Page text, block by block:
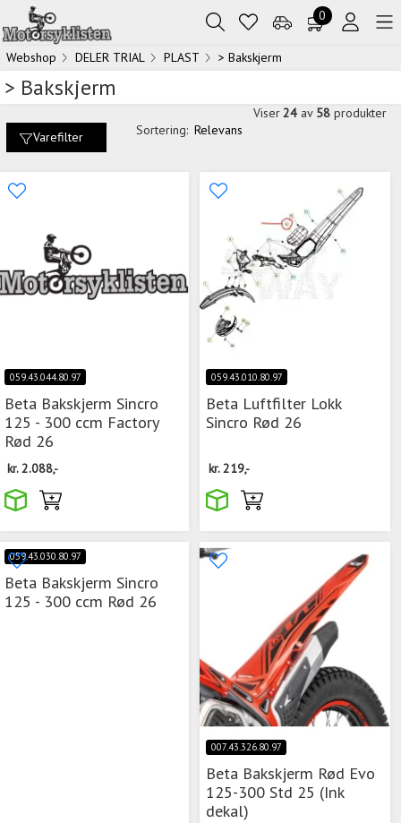
0
Webshop DELER TRIAL PLAST > Bakskjerm
> Bakskjerm
Varefilter Sortering: Relevans
Viser 24 av 58 produkter
059.43.044.80.97
Beta Bakskjerm Sincro
125 - 300 ccm Factory
Rød 26
kr.2.088,-
059.43.010.80.97
Beta Luftfilter Lokk
Sincro Rød 26
kr.219,-
059.43.030.80.97
Beta Bakskjerm Sincro
125 - 300 ccm Rød 26
007.43.326.80.97
Beta Bakskjerm Rød Evo
125-300 Std 25 (Ink
dekal)